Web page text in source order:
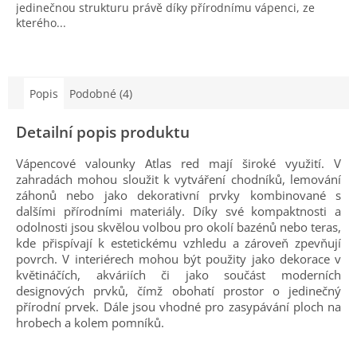
jedinečnou strukturu právě díky přírodnímu vápenci, ze
kterého...
Popis Podobné (4)
Detailní popis produktu
Vápencové valounky Atlas red mají široké využití. V
zahradách mohou sloužit k vytváření chodníků, lemování
záhonů nebo jako dekorativní prvky kombinované s
dalšími přírodními materiály. Díky své kompaktnosti a
odolnosti jsou skvělou volbou pro okolí bazénů nebo teras,
kde přispívají k estetickému vzhledu a zároveň zpevňují
povrch. V interiérech mohou být použity jako dekorace v
květináčích, akváriích či jako součást moderních
designových prvků, čímž obohatí prostor o jedinečný
přírodní prvek. Dále jsou vhodné pro zasypávání ploch na
hrobech a kolem pomníků.